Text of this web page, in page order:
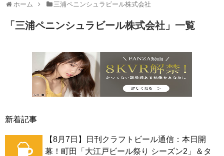
ホーム 三浦ペニンシュラビール株式会社
「 三浦ペニンシュラビール株式会社 」 一覧
新着記事
【8月7日】日刊クラフトビール通信：本日開
幕！町田「大江戸ビール祭り シーズン2」＆タ